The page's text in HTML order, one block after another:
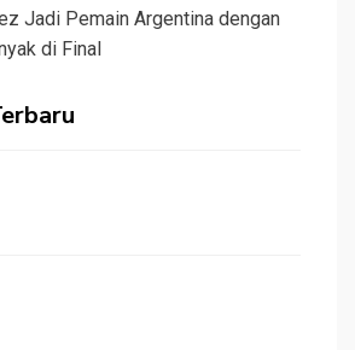
Jadi Pemain Argentina dengan
di Final